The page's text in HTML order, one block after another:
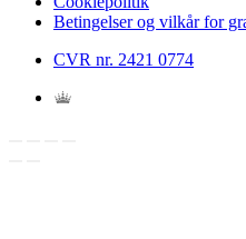
Betingelser og vilkår for
CVR nr. 2421 0774